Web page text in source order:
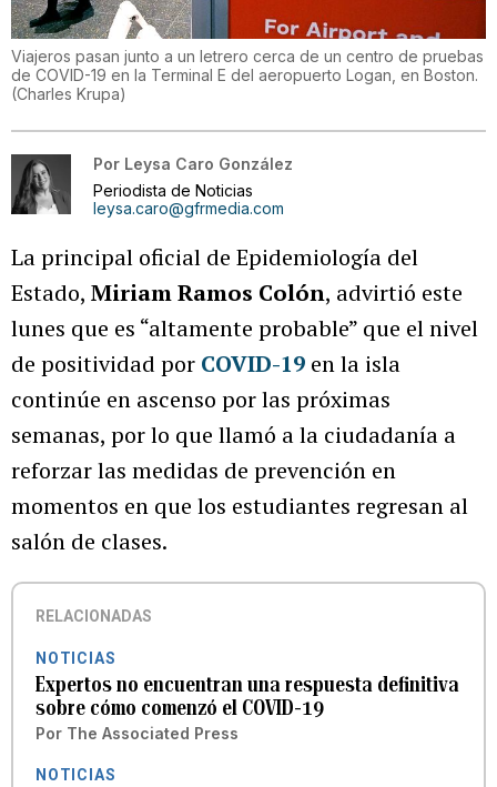
Viajeros pasan junto a un letrero cerca de un centro de pruebas
de COVID-19 en la Terminal E del aeropuerto Logan, en Boston.
(Charles Krupa)
Por Leysa Caro González
Periodista de Noticias
leysa.caro@gfrmedia.com
La principal oficial de Epidemiología del
Estado, Miriam Ramos Colón, advirtió este
lunes que es “altamente probable” que el nivel
de positividad por COVID-19 en la isla
continúe en ascenso por las próximas
semanas, por lo que llamó a la ciudadanía a
reforzar las medidas de prevención en
momentos en que los estudiantes regresan al
salón de clases.
RELACIONADAS
NOTICIAS
Expertos no encuentran una respuesta definitiva
sobre cómo comenzó el COVID-19
Por The Associated Press
NOTICIAS